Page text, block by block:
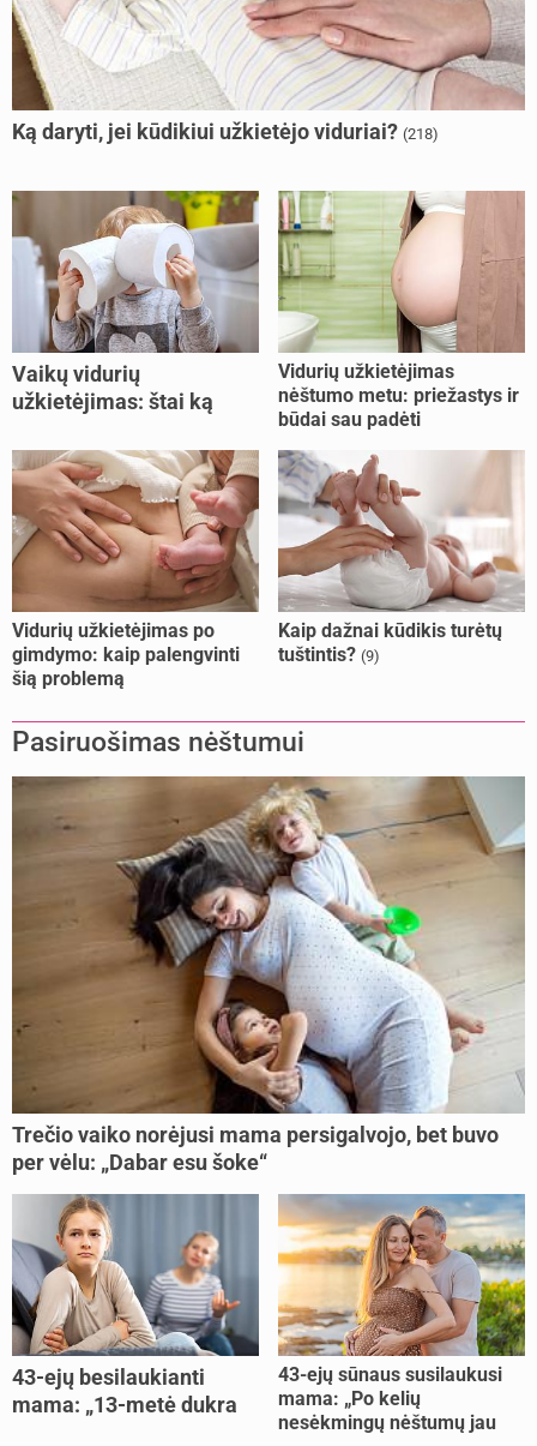
Ką daryti, jei kūdikiui užkietėjo viduriai? (218)
Vaikų vidurių
užkietėjimas: štai ką
Vidurių užkietėjimas
nėštumo metu: priežastys ir
būdai sau padėti
Vidurių užkietėjimas po
gimdymo: kaip palengvinti
šią problemą
Kaip dažnai kūdikis turėtų
tuštintis? (9)
Pasiruošimas nėštumui
Trečio vaiko norėjusi mama persigalvojo, bet buvo
per vėlu: „Dabar esu šoke“
43-ejų besilaukianti
mama: „13-metė dukra
43-ejų sūnaus susilaukusi
mama: „Po kelių
nesėkmingų nėštumų jau